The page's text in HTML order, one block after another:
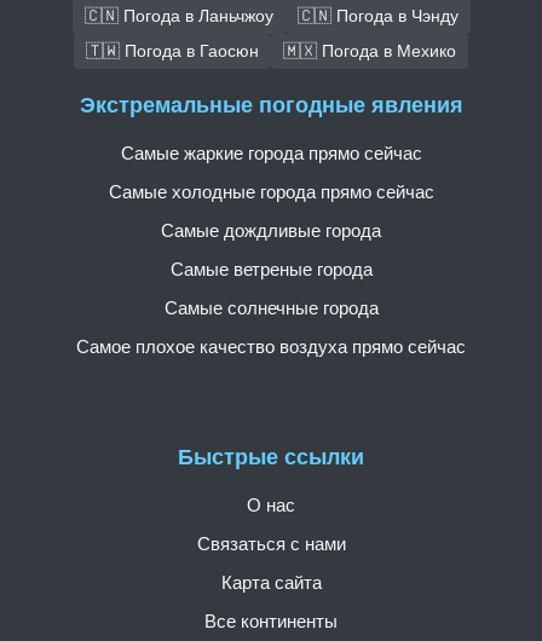
🇨🇳 Погода в Ланьчжоу
🇨🇳 Погода в Чэнду
🇹🇼 Погода в Гаосюн
🇲🇽 Погода в Мехико
Быстрые ссылки
О нас
Связаться с нами
Карта сайта
Все континенты
Экстремальные погодные явления
Самые жаркие города прямо сейчас
Самые холодные города прямо сейчас
Самые дождливые города
Самые ветреные города
Самые солнечные города
Самое плохое качество воздуха прямо сейчас